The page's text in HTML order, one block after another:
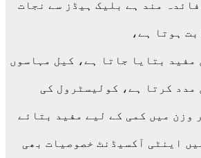
مند ہے بلیک ہیڈز سے نجات
ہوتا ہے،
مفید بتایا جاتا ہے، کیل مہاسوں
مدد کرتا ہے، کولیسٹرول کی
وزن میں کمی کے لیے مفید بتائے
اینٹی آکسیڈنٹ خصوصیات بھی